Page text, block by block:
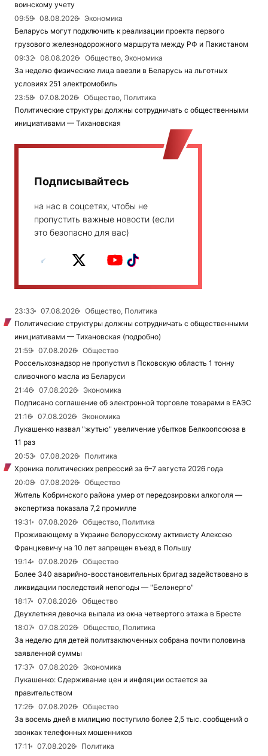
воинскому учету
09:59
08.08.2026
Экономика
Беларусь могут подключить к реализации проекта первого
грузового железнодорожного маршрута между РФ и Пакистаном
09:32
08.08.2026
Общество, Экономика
За неделю физические лица ввезли в Беларусь на льготных
условиях 251 электромобиль
23:58
07.08.2026
Общество, Политика
Политические структуры должны сотрудничать с общественными
инициативами — Тихановская
Подписывайтесь
на нас в соцсетях, чтобы не
пропустить важные новости (если
это безопасно для вас)
23:33 07.08.2026
Общество, Политика
Политические структуры должны сотрудничать с общественными
инициативами — Тихановская (подробно)
21:59
07.08.2026
Общество
Россельхознадзор не пропустил в Псковскую область 1 тонну
сливочного масла из Беларуси
21:46
07.08.2026
Экономика
Подписано соглашение об электронной торговле товарами в ЕАЭС
21:16
07.08.2026
Экономика
Лукашенко назвал "жутью" увеличение убытков Белкоопсоюза в
11 раз
20:53
07.08.2026
Политика
Хроника политических репрессий за 6–7 августа 2026 года
20:08
07.08.2026
Общество
Житель Кобринского района умер от передозировки алкоголя —
экспертиза показала 7,2 промилле
19:31
07.08.2026
Общество, Политика
Проживающему в Украине белорусскому активисту Алексею
Францкевичу на 10 лет запрещен въезд в Польшу
19:14
07.08.2026
Общество
Более 340 аварийно-восстановительных бригад задействовано в
ликвидации последствий непогоды — "Белэнерго"
18:17
07.08.2026
Общество
Двухлетняя девочка выпала из окна четвертого этажа в Бресте
18:07
07.08.2026
Общество, Политика
За неделю для детей политзаключенных собрана почти половина
заявленной суммы
17:37
07.08.2026
Экономика
Лукашенко: Сдерживание цен и инфляции остается за
правительством
17:26
07.08.2026
Общество
За восемь дней в милицию поступило более 2,5 тыс. сообщений о
звонках телефонных мошенников
17:11
07.08.2026
Политика